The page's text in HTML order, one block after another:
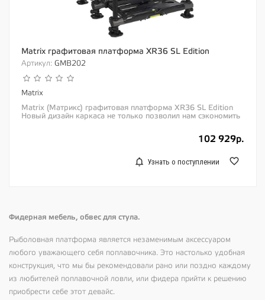
Matrix графитовая платформа XR36 SL Edition
Артикул: GMB202
Matrix
Matrix (Матрикс) графитовая платформа XR36 SL Edition
Новый дизайн каркаса не только позволил нам сэкономить
102 929р.
Узнать о поступлении
Фидерная мебель, обвес для стула.
Рыболовная платформа является незаменимым аксессуаром
любого уважающего себя поплавочника. Это настолько удобная
конструкция, что мы бы рекомендовали рано или поздно каждому
из любителей поплавочной ловли, или фидера прийти к решению
приобрести себе этот девайс.